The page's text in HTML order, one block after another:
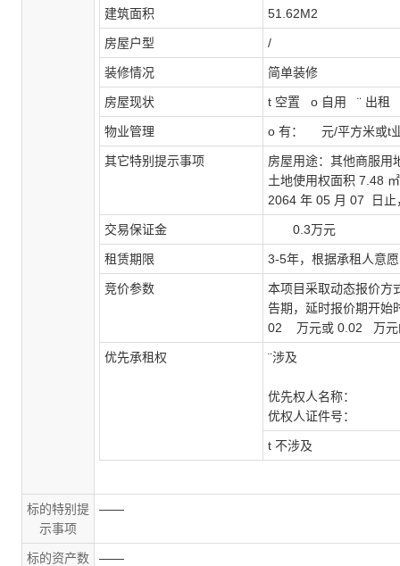
建筑面积 51.62M2
房屋户型 /
装修情况 简单装修
房屋现状 t 空置 o 自用 ¨ 出租
物业管理 o 有： 元/平方米或t
其它特别提示事项
房屋用途：其他商服用
土地使用权面积 7.48
2064 年 05 月 07 日
交易保证金 0.3万元
租赁期限 3-5年，根据承租人意
竞价参数
本项目采取动态报价方
告期，延时报价期开始
02
万元或 0.02 万
优先承租权 ¨涉及
优先权人名称：
优权人证件号：
t 不涉及
标的特别提
示事项
——
标的资产数
——